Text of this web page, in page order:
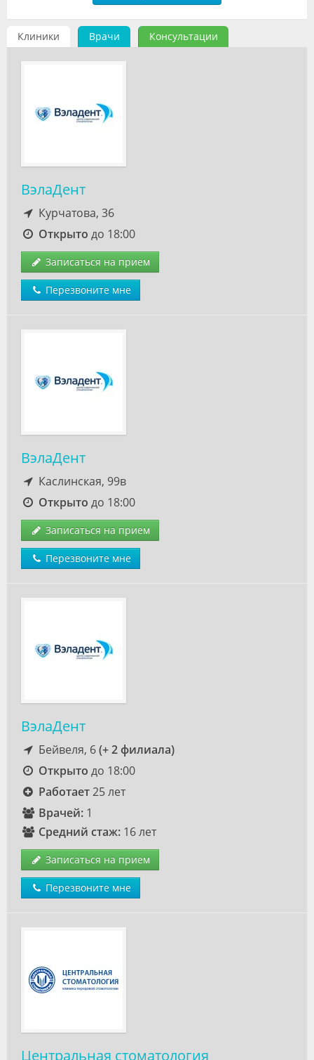
Клиники Врачи Консультации
ВэлаДент
Курчатова, 36
Открыто до 18:00
Записаться на прием
Перезвоните мне
ВэлаДент
Каслинская, 99в
Открыто до 18:00
Записаться на прием
Перезвоните мне
ВэлаДент
Бейвеля, 6(+ 2 филиала)
Открыто до 18:00
Работает25 лет
Врачей:1
Средний стаж:16 лет
Записаться на прием
Перезвоните мне
Центральная стоматология